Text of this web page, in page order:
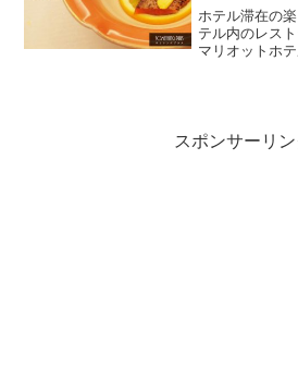
ホテル滞在の
テル内のレス
マリオットホ
スポンサーリン